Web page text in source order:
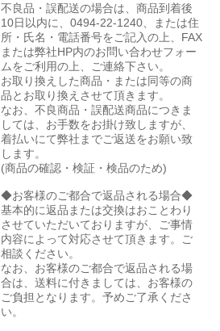
不良品・誤配送の場合は、商品到着後
10日以内に、0494-22-1240、または住
所・氏名・電話番号をご記入の上、FAX
または弊社HP内のお問い合わせフォー
ムをご利用の上、ご連絡下さい。
お取り換えした商品・または同等の商
品とお取り換えさせて頂きます。
なお、不良商品・誤配送商品につきま
しては、お手数をお掛け致しますが、
着払いにて弊社までご返送をお願い致
します。
(商品の確認・検証・検品のため)
◆お客様のご都合で返品される場合◆
基本的に返品または交換はおことわり
させていただいておりますが、ご事情
内容によって対応させて頂きます。ご
相談ください。
なお、お客様のご都合で返品される場
合は、送料に付きましては、お客様の
ご負担となります。予めご了承くださ
い。